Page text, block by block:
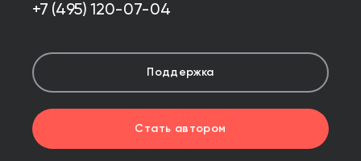
+7 (495) 120-07-04
Поддержка
Стать автором